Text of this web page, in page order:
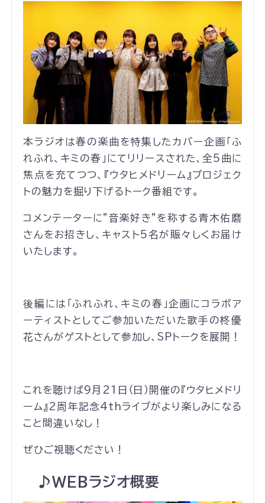
本ラジオは春の楽曲を特集したカバー企画「ふ
れふれ、キミの春」にてリリースされた、全5曲に
焦点を充てつつ、『ウタヒメドリーム』プロジェク
トの魅力を掘り下げるトーク番組です。
コメンテーターに"音楽好き"を称する青木佑磨
さんをお招きし、キャスト5名が賑々しくお届け
いたします。
後編には「ふれふれ、キミの春」企画にコラボア
ーティストとしてご参加いただいた歌手の柊優
花さんがゲストとして参加し、SPトークを展開！
これを聴けば9月21日（日）開催の『ウタヒメドリ
ーム』2周年記念4thライブがより楽しみになる
こと間違いなし！
ぜひご視聴ください！
♪WEBラジオ概要